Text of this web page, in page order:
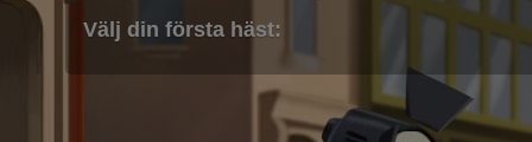
Välj din första häst: